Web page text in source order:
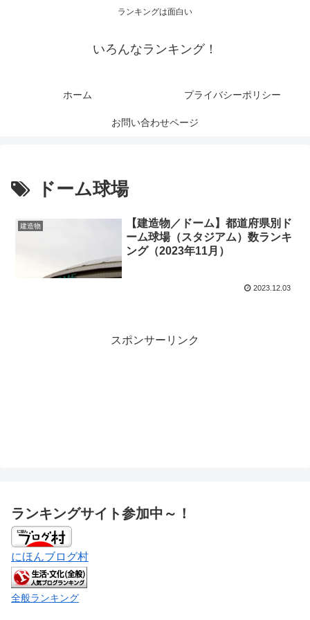
ランキングは面白い
いろんなランキング！
ホーム プライバシーポリシー
お問い合わせページ
ドーム球場
建造物
【建造物／ドーム】都道府県別ド
ーム球場（スタジアム）数ランキ
ング（2023年11月）
2023.12.03
スポンサーリンク
ランキングサイト参加中～！
にほんブログ村
全般ランキング